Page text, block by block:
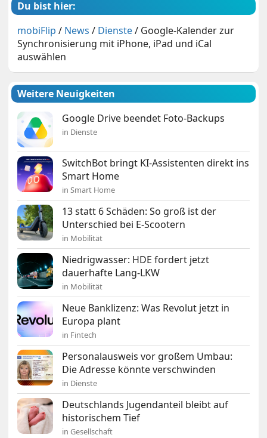
Du bist hier:
mobiFlip / News / Dienste/ Google-Kalender zur
Synchronisierung mit iPhone, iPad und iCal
auswählen
Weitere Neuigkeiten
Google Drive beendet Foto-Backups
in Dienste
SwitchBot bringt KI-Assistenten direkt ins
Smart Home
in Smart Home
13 statt 6 Schäden: So groß ist der
Unterschied bei E-Scootern
in Mobilität
Niedrigwasser: HDE fordert jetzt
dauerhafte Lang-LKW
in Mobilität
Neue Banklizenz: Was Revolut jetzt in
Europa plant
in Fintech
Personalausweis vor großem Umbau:
Die Adresse könnte verschwinden
in Dienste
Deutschlands Jugendanteil bleibt auf
historischem Tief
in Gesellschaft